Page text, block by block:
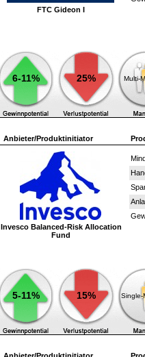
FTC Gideon I
6-11% 25% Multi-
Anbieter/Produktinitiator
Invesco Balanced-Risk Allocation
Fund
5-11% 15% Single-